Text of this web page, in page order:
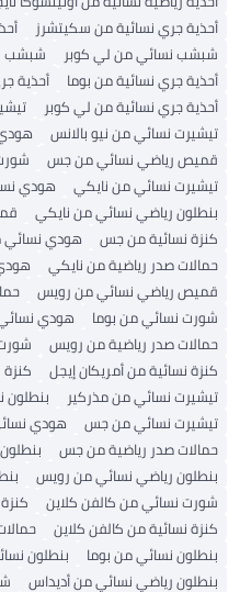
جري نسائية من سكيتشرز
أحذية
نسائي من لي كوبر
شبشب
جري نسائية من بوما
أحذية جري
جري نسائية من لي كوبر
تيشيرت
نسائي من نيو بالانس
هودي
رياضي نسائي من جس
شورت
نسائي من نايكي
هودي نسائي
رياضي نسائي من نايكي
قميص
نسائية من جس
هودي نسائي من
صدر رياضية من نايكي
هودي
رياضي نسائي من رويس
حمالات
نسائي من بوما
هودي نسائي من
صدر رياضية من رويس
شورت
نسائية من أمريكان إيجل
كنزة
نسائي من مذركير
بنطلون
نسائي من جس
هودي نسائي
صدر رياضية من جس
بنطلون
رياضي نسائي من رويس
نسائي من كالفن كلاين
كنزة
نسائية من كالفن كلاين
حمالات
نسائي من بوما
بنطلون نسائي
رياضي نسائي من أديداس
شورت